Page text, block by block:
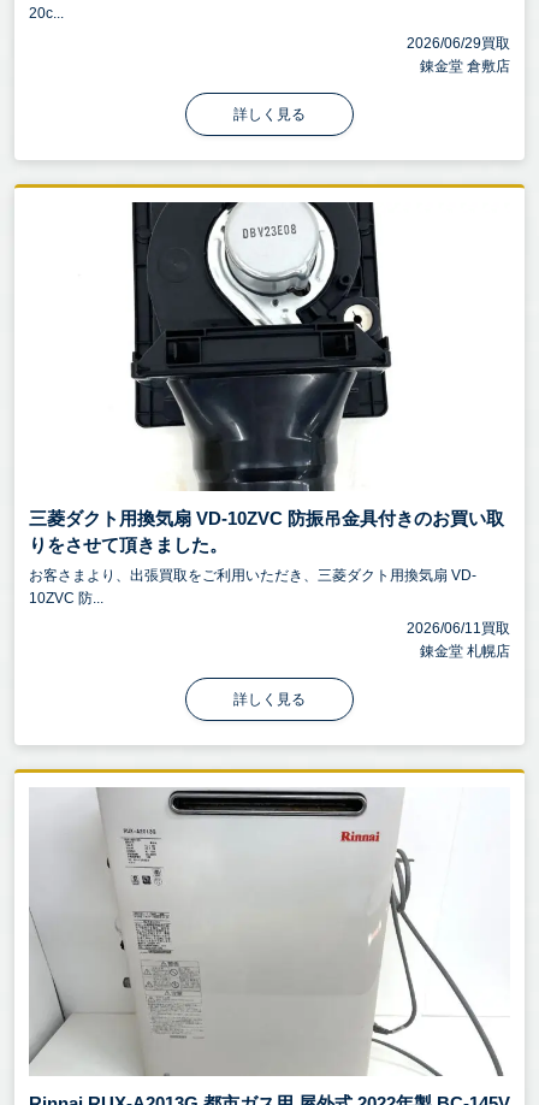
20c...
2026/06/29買取
錬金堂 倉敷店
詳しく見る
三菱ダクト用換気扇 VD-10ZVC 防振吊金具付きのお買い取
りをさせて頂きました。
お客さまより、出張買取をご利用いただき、三菱ダクト用換気扇 VD-
10ZVC 防...
2026/06/11買取
錬金堂 札幌店
詳しく見る